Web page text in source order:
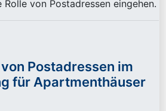
von Postadressen eingehen.
Postadressen im
für Apartmenthäuser